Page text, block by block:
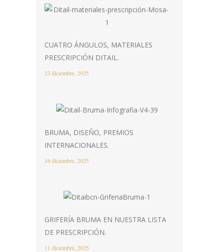
CUATRO ÁNGULOS, MATERIALES
PRESCRIPCIÓN DITAIL.
23 diciembre, 2025
BRUMA, DISEÑO, PREMIOS
INTERNACIONALES.
16 diciembre, 2025
GRIFERÍA BRUMA EN NUESTRA LISTA
DE PRESCRIPCIÓN.
11 diciembre, 2025